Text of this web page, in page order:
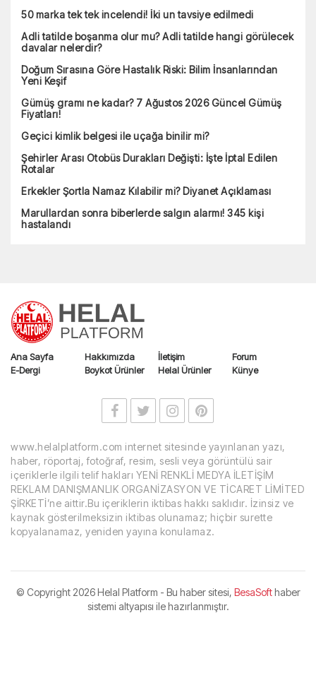
50 marka tek tek incelendi! İki un tavsiye edilmedi
Adli tatilde boşanma olur mu? Adli tatilde hangi görülecek
davalar nelerdir?
Doğum Sırasına Göre Hastalık Riski: Bilim İnsanlarından
Yeni Keşif
Gümüş gramı ne kadar? 7 Ağustos 2026 Güncel Gümüş
Fiyatları!
Geçici kimlik belgesi ile uçağa binilir mi?
Şehirler Arası Otobüs Durakları Değişti: İşte İptal Edilen
Rotalar
Erkekler Şortla Namaz Kılabilir mi? Diyanet Açıklaması
Marullardan sonra biberlerde salgın alarmı! 345 kişi
hastalandı
Ana Sayfa Hakkımızda İletişim
Forum
E-Dergi
Boykot Ürünler Helal Ürünler Künye
www.helalplatform.com internet sitesinde yayınlanan yazı,
haber, röportaj, fotoğraf, resim, sesli veya görüntülü sair
içeriklerle ilgili telif hakları YENİ RENKLİ MEDYA İLETİŞİM
REKLAM DANIŞMANLIK ORGANİZASYON VE TİCARET LİMİTED
ŞİRKETİ’ne aittir.Bu içeriklerin iktibas hakkı saklıdır. İzinsiz ve
kaynak gösterilmeksizin iktibas olunamaz; hiçbir surette
kopyalanamaz, yeniden yayına konulamaz.
© Copyright2026 Helal Platform - Bu haber sitesi, BesaSofthaber
sistemi altyapısı ile hazırlanmıştır.